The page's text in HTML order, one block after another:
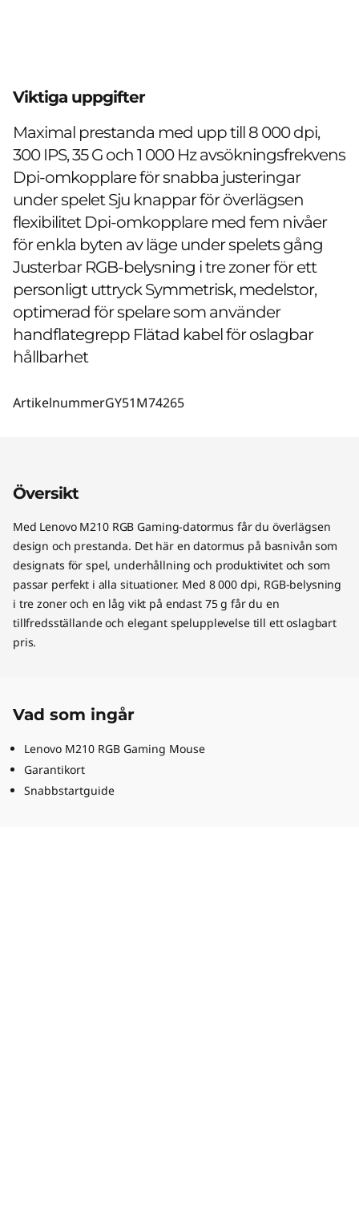
Viktiga uppgifter
Maximal prestanda med upp till 8 000 dpi,
300 IPS, 35 G och 1 000 Hz avsökningsfrekvens
Dpi-omkopplare för snabba justeringar
under spelet Sju knappar för överlägsen
flexibilitet Dpi-omkopplare med fem nivåer
för enkla byten av läge under spelets gång
Justerbar RGB-belysning i tre zoner för ett
personligt uttryck Symmetrisk, medelstor,
optimerad för spelare som använder
handflategrepp Flätad kabel för oslagbar
hållbarhet
ArtikelnummerGY51M74265
Översikt
Med Lenovo M210 RGB Gaming-datormus får du överlägsen
design och prestanda. Det här en datormus på basnivån som
designats för spel, underhållning och produktivitet och som
passar perfekt i alla situationer. Med 8 000 dpi, RGB-belysning
i tre zoner och en låg vikt på endast 75 g får du en
tillfredsställande och elegant spelupplevelse till ett oslagbart
pris.
Vad som ingår
Lenovo M210 RGB Gaming Mouse
Garantikort
Snabbstartguide